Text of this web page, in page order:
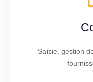
Saisie, gestion